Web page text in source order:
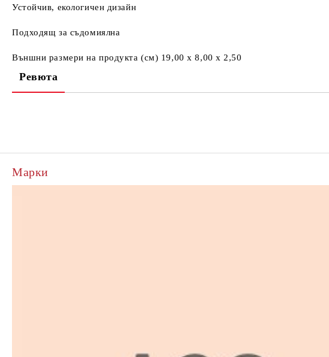
Устойчив, екологичен дизайн
Подходящ за съдомиялна
Външни размери на продукта (см) 19,00 x 8,00 x 2,50
Ревюта
Марки